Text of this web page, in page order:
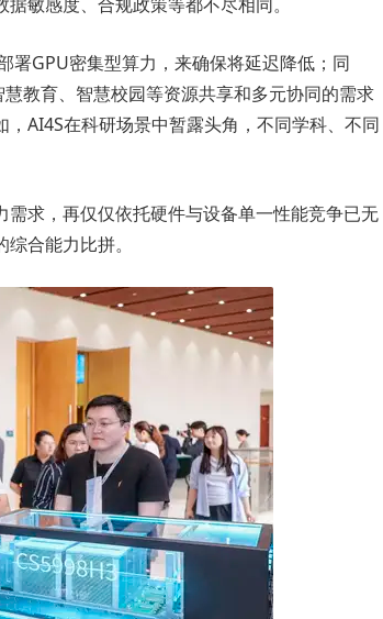
署GPU密集型算力，来确保将延迟降低；同
教育、智慧校园等资源共享和多元协同的需求
AI4S在科研场景中暂露头角，不同学科、不同
求，再仅仅依托硬件与设备单一性能竞争已无
合能力比拼。